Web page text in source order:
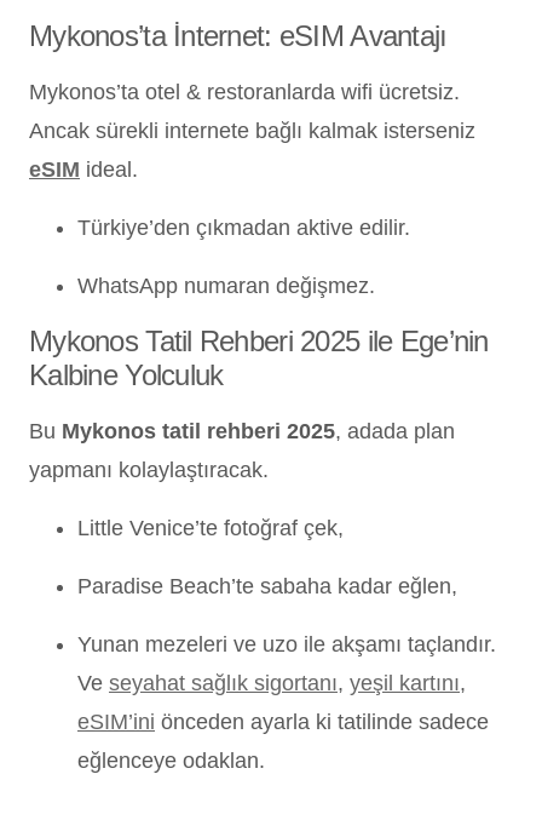
Mykonos’ta İnternet: eSIM Avantajı
Mykonos’ta otel & restoranlarda wifi ücretsiz.
Ancak sürekli internete bağlı kalmak isterseniz
eSIM ideal.
Türkiye’den çıkmadan aktive edilir.
WhatsApp numaran değişmez.
Mykonos Tatil Rehberi 2025 ile Ege’nin
Kalbine Yolculuk
Bu Mykonos tatil rehberi 2025, adada plan
yapmanı kolaylaştıracak.
Little Venice’te fotoğraf çek,
Paradise Beach’te sabaha kadar eğlen,
Yunan mezeleri ve uzo ile akşamı taçlandır.
Ve seyahat sağlık sigortanı, yeşil kartını,
eSIM’ini önceden ayarla ki tatilinde sadece
eğlenceye odaklan.